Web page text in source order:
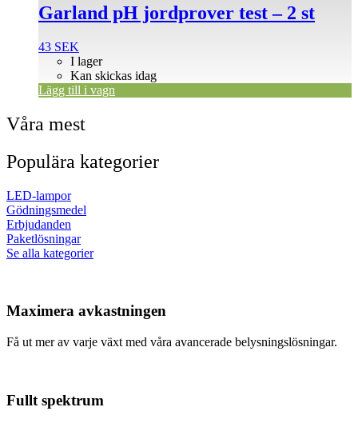
Garland pH jordprover test – 2 st
43 SEK
I lager
Kan skickas idag
Lägg till i vagn
Våra mest
Populära kategorier
LED-lampor
Gödningsmedel
Erbjudanden
Paketlösningar
Se alla kategorier
Maximera avkastningen
Få ut mer av varje växt med våra avancerade belysningslösningar.
Fullt spektrum